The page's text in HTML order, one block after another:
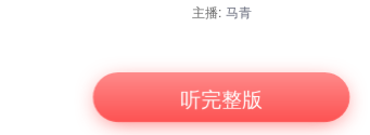
主播: 马青
听完整版